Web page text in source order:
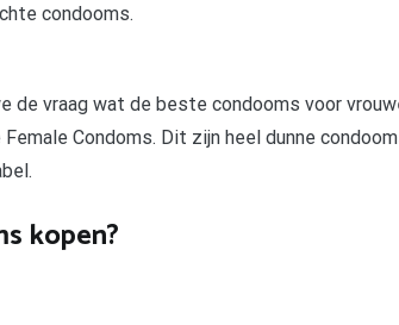
condooms.
de vraag wat de beste condooms voor
Condoms. Dit zijn heel dunne
kopen?